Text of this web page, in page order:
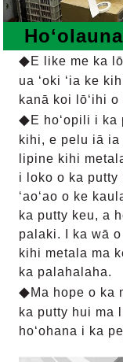
Hoʻolauna
◆E like me ka
ua ʻoki ʻia ke
kanā koi lōʻihi o
◆E hoʻopili i ka
kihi, e pelu iā ia
lipine kihi
i loko o ka putty
ʻaoʻao o ke
ka putty keu, a
palaki. I ka wā
kihi metala ma
ka palahalaha.
◆Ma hope o ka
ka putty hui ma
hoʻohana i ka